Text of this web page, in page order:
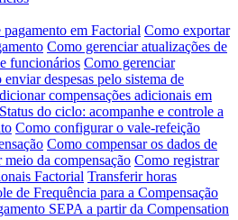
em Factorial Como exportar
Como gerenciar atualizações de
funcionários Como gerenciar
enviar despesas pelo sistema de
compensações adicionais em
Status do ciclo: acompanhe e controle a
Como configurar o vale-refeição
Como compensar os dados de
da compensação Como registrar
Factorial Transferir horas
de Frequência para a Compensação
SEPA a partir da Compensation